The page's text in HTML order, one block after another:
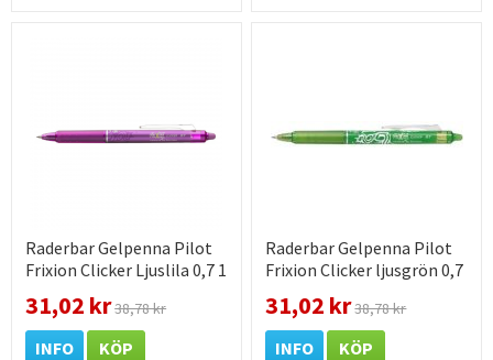
Raderbar Gelpenna Pilot
Frixion Clicker Ljuslila 0,7 1
31,02 kr38,78 kr
INFO KÖP
Raderbar Gelpenna Pilot
Frixion Clicker ljusgrön 0,7
31,02 kr38,78 kr
INFO KÖP